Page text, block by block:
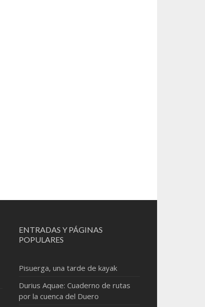
ENTRADAS Y PÁGINAS
POPULARES
Pisuerga, una tarde de kayak
Durius Aquae: Cuaderno de rutas
por la cuenca del Duero